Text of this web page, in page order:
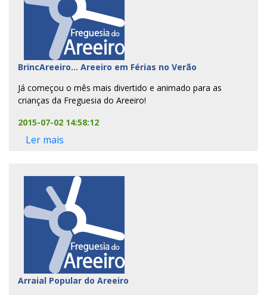
BrincAreeiro… Areeiro em Férias no Verão
Já começou o mês mais divertido e animado para as
crianças da Freguesia do Areeiro!
2015-07-02 14:58:12
Ler mais
Arraial Popular do Areeiro